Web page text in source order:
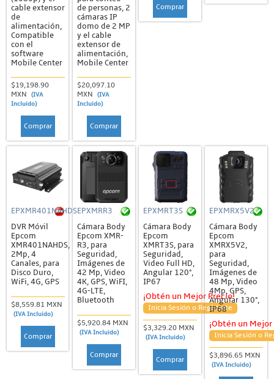
cable extensor
de
alimentación,
Compatible
con el
software
Mobile Center
$19,198.90
MXN
(IVA
Incluido)
Comprar
de personas, 2
cámaras IP
domo de 2 MP
y el cable
extensor de
alimentación,
Mobile Center
$20,097.10
MXN
(IVA
Incluido)
Comprar
Comprar
EPXMR401NAHDS
DVR Móvil
Epcom
XMR401NAHDS,
2Mp, 4
Canales, para
Disco Duro,
WiFi, 4G, GPS
$8,559.81 MXN
(IVA Incluido)
Comprar
EPXMRR3
Cámara Body
Epcom XMR-
R3, para
Seguridad,
Imágenes de
42 Mp, Video
4K, GPS, WiFI,
4G-LTE,
Bluetooth
$5,920.84 MXN
(IVA Incluido)
Comprar
EPXMRT3S
Cámara Body
Epcom
XMRT3S, para
Seguridad,
Video Full HD,
Angular 120°,
IP67
¡Obtén un Mejor Precio!
Inicia Sesión o Regístrate
$3,329.20 MXN
(IVA Incluido)
Comprar
EPXMRX5V2
Cámara Body
Epcom
XMRX5V2,
para
Seguridad,
Imágenes de
48 Mp, Video
4Mp, GPS,
Angular 130°,
IP68
¡Obtén un
Inicia Sesión o
$3,896.65 MXN
(IVA Incluido)